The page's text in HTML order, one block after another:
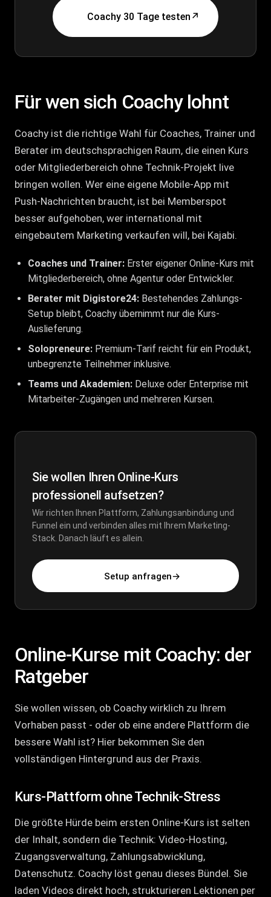
Coachy 30 Tage testen ↗
Für wen sich Coachy lohnt
Coachy ist die richtige Wahl für Coaches, Trainer und
Berater im deutschsprachigen Raum, die einen Kurs
oder Mitgliederbereich ohne Technik-Projekt live
bringen wollen. Wer eine eigene Mobile-App mit
Push-Nachrichten braucht, ist bei Memberspot
besser aufgehoben, wer international mit
eingebautem Marketing verkaufen will, bei Kajabi.
Coaches und Trainer: Erster eigener Online-Kurs mit
Mitgliederbereich, ohne Agentur oder Entwickler.
Berater mit Digistore24: Bestehendes Zahlungs-
Setup bleibt, Coachy übernimmt nur die Kurs-
Auslieferung.
Solopreneure: Premium-Tarif reicht für ein Produkt,
unbegrenzte Teilnehmer inklusive.
Teams und Akademien: Deluxe oder Enterprise mit
Mitarbeiter-Zugängen und mehreren Kursen.
Sie wollen Ihren Online-Kurs
professionell aufsetzen?
Wir richten Ihnen Plattform, Zahlungsanbindung und
Funnel ein und verbinden alles mit Ihrem Marketing-
Stack. Danach läuft es allein.
Setup anfragen→
Online-Kurse mit Coachy: der
Ratgeber
Sie wollen wissen, ob Coachy wirklich zu Ihrem
Vorhaben passt - oder ob eine andere Plattform die
bessere Wahl ist? Hier bekommen Sie den
vollständigen Hintergrund aus der Praxis.
Kurs-Plattform ohne Technik-Stress
Die größte Hürde beim ersten Online-Kurs ist selten
der Inhalt, sondern die Technik: Video-Hosting,
Zugangsverwaltung, Zahlungsabwicklung,
Datenschutz. Coachy löst genau dieses Bündel. Sie
laden Videos direkt hoch, strukturieren Lektionen per